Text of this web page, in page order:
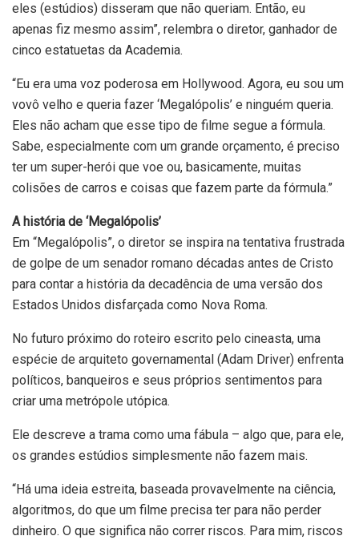
eles (estúdios) disseram que não queriam. Então, eu
apenas fiz mesmo assim”, relembra o diretor, ganhador de
cinco estatuetas da Academia.
“Eu era uma voz poderosa em Hollywood. Agora, eu sou um
vovô velho e queria fazer ‘Megalópolis’ e ninguém queria.
Eles não acham que esse tipo de filme segue a fórmula.
Sabe, especialmente com um grande orçamento, é preciso
ter um super-herói que voe ou, basicamente, muitas
colisões de carros e coisas que fazem parte da fórmula.”
A história de ‘Megalópolis’
Em “Megalópolis”, o diretor se inspira na tentativa frustrada
de golpe de um senador romano décadas antes de Cristo
para contar a história da decadência de uma versão dos
Estados Unidos disfarçada como Nova Roma.
No futuro próximo do roteiro escrito pelo cineasta, uma
espécie de arquiteto governamental (Adam Driver) enfrenta
políticos, banqueiros e seus próprios sentimentos para
criar uma metrópole utópica.
Ele descreve a trama como uma fábula – algo que, para ele,
os grandes estúdios simplesmente não fazem mais.
“Há uma ideia estreita, baseada provavelmente na ciência,
algoritmos, do que um filme precisa ter para não perder
dinheiro. O que significa não correr riscos. Para mim, riscos